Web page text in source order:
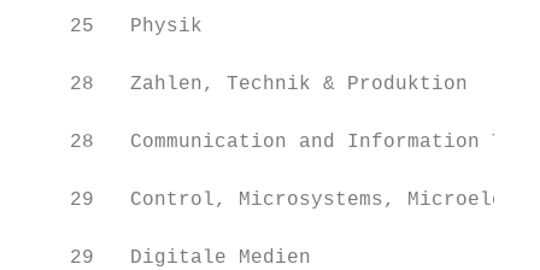
    25   Physik
    28   Zahlen, Technik & Produktion
28   Communication and Information
29   Control, Microsystems,
    29   Digitale Medien